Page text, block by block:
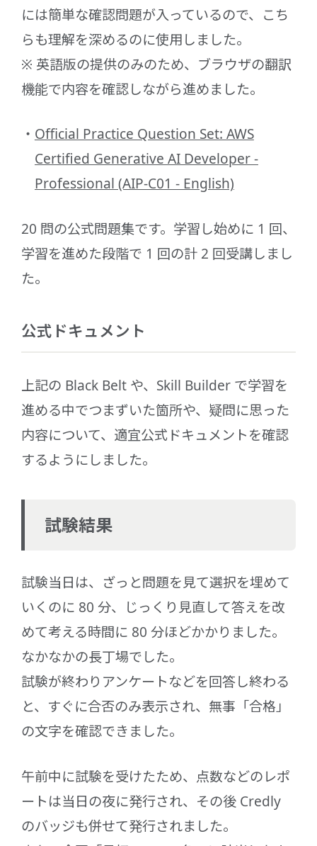
には簡単な確認問題が入っているので、こち
らも理解を深めるのに使用しました。
※ 英語版の提供のみのため、ブラウザの翻訳
機能で内容を確認しながら進めました。
Official Practice Question Set: AWS
Certified Generative AI Developer -
Professional (AIP-C01 - English)
20 問の公式問題集です。学習し始めに 1 回、
学習を進めた段階で 1 回の計 2 回受講しまし
た。
公式ドキュメント
上記の Black Belt や、Skill Builder で学習を
進める中でつまずいた箇所や、疑問に思った
内容について、適宜公式ドキュメントを確認
するようにしました。
試験結果
試験当日は、ざっと問題を見て選択を埋めて
いくのに 80 分、じっくり見直して答えを改
めて考える時間に 80 分ほどかかりました。
なかなかの長丁場でした。
試験が終わりアンケートなどを回答し終わる
と、すぐに合否のみ表示され、無事「合格」
の文字を確認できました。
午前中に試験を受けたため、点数などのレポ
ートは当日の夜に発行され、その後 Credly
のバッジも併せて発行されました。